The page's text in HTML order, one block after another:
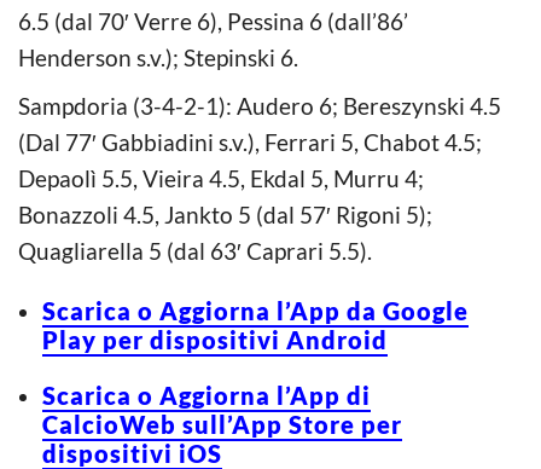
6.5 (dal 70′ Verre 6), Pessina 6 (dall’86’
Henderson s.v.); Stepinski 6.
Sampdoria (3-4-2-1): Audero 6; Bereszynski 4.5
(Dal 77′ Gabbiadini s.v.), Ferrari 5, Chabot 4.5;
Depaolì 5.5, Vieira 4.5, Ekdal 5, Murru 4;
Bonazzoli 4.5, Jankto 5 (dal 57′ Rigoni 5);
Quagliarella 5 (dal 63′ Caprari 5.5).
Scarica o Aggiorna l’App da Google
Play per dispositivi Android
Scarica o Aggiorna l’App di
CalcioWeb sull’App Store per
dispositivi iOS